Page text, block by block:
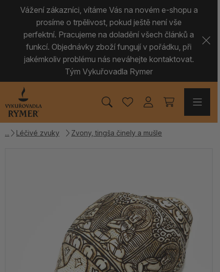
Vážení zákazníci, vítáme Vás na novém e-shopu a
prosíme o trpělivost, pokud ještě není vše
perfektní. Pracujeme na doladění všech článků a
funkcí. Objednávky zboží fungují v pořádku, při
jakémkoliv problému nás neváhejte kontaktovat.
Tým Vykuřovadla Rymer
Léčivé zvuky Zvony, tingša činely a mušle